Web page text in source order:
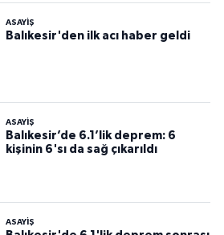
ASAYİŞ
Balıkesir'den ilk acı haber geldi
ASAYİŞ
Balıkesir’de 6.1’lik deprem: 6
kişinin 6'sı da sağ çıkarıldı
ASAYİŞ